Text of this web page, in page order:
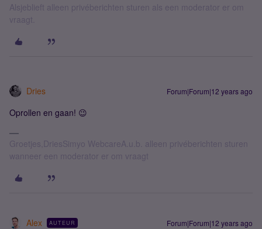
Alsjeblieft alleen privéberichten sturen als een moderator er om
vraagt.
Dries Forum|Forum|12 years ago
Oprollen en gaan! 😉
Groetjes,DriesSimyo WebcareA.u.b. alleen privéberichten sturen
wanneer een moderator er om vraagt
Alex AUTEUR Forum|Forum|12 years ago